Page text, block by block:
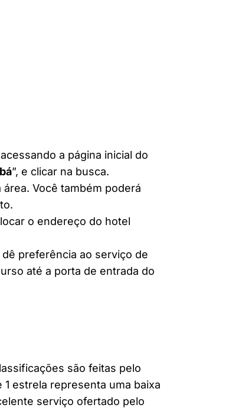
a página inicial do
”, e clicar na busca.
Você também poderá
o endereço do hotel
preferência ao serviço de
até a porta de entrada do
são feitas pelo
1 estrela representa uma baixa
serviço ofertado pelo